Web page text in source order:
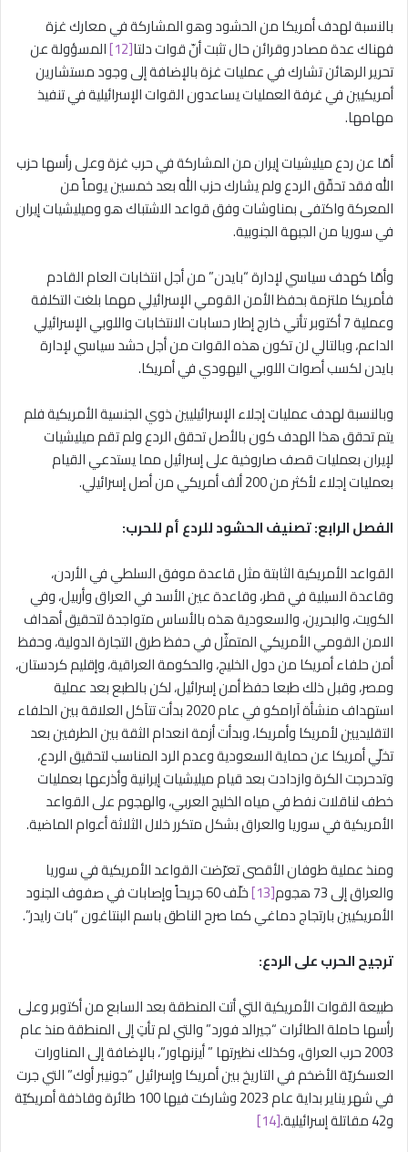
بالنسبة لهدف أمريكا من الحشود وهو المشاركة في معارك غزة
فهناك عدة مصادر وقرائن حال تثبت أنّ قوات دلتا[12]
المسؤولة عن
تحرير الرهائن تشارك في عمليات غزة بالإضافة إلى وجود مستشارين
أمريكيين في غرفة العمليات يساعدون القوات الإسرائيلية في تنفيذ
مهامها.
أمّا عن ردع ميليشيات إيران من المشاركة في حرب غزة وعلى رأسها حزب
الله فقد تحقّق الردع ولم يشارك حزب الله بعد خمسين يوماً من
المعركة واكتفى بمناوشات وفق قواعد الاشتباك هو وميليشيات إيران
في سوريا من الجبهة الجنوبية.
وأمّا كهدف سياسي لإدارة “بايدن” من أجل انتخابات العام القادم
فأمريكا ملتزمة بحفظ الأمن القومي الإسرائيلي مهما بلغت التكلفة
وعملية 7 أكتوبر تأتي خارج إطار حسابات الانتخابات واللوبي الإسرائيلي
الداعم، وبالتالي لن تكون هذه القوات من أجل حشد سياسي لإدارة
بايدن لكسب أصوات اللوبي اليهودي في أمريكا.
وبالنسبة لهدف عمليات إجلاء الإسرائيليين ذوي الجنسية الأمريكية فلم
يتم تحقق هذا الهدف كون بالأصل تحقق الردع ولم تقم ميليشيات
لإيران بعمليات قصف صاروخية على إسرائيل مما يستدعي القيام
بعمليات إجلاء لأكثر من 200 ألف أمريكي من أصل إسرائيلي.
الفصل الرابع: تصنيف الحشود للردع أم للحرب:
القواعد الأمريكية الثابتة مثل قاعدة موفق السلطي في الأردن،
وقاعدة السيلية في قطر، وقاعدة عين الأسد في العراق وأربيل، وفي
الكويت، والبحرين، والسعودية هذه بالأساس متواجدة لتحقيق أهداف
الامن القومي الأمريكي المتمثّل في حفظ طرق التجارة الدولية، وحفظ
أمن حلفاء أمريكا من دول الخليج، والحكومة العراقية، وإقليم كردستان،
ومصر، وقبل ذلك طبعا حفظ أمن إسرائيل، لكن بالطبع بعد عملية
استهداف منشأة آرامكو في عام 2020 بدأت تتآكل العلاقة بين الحلفاء
التقليديين لأمريكا وأمريكا، وبدأت أزمة انعدام الثقة بين الطرفين بعد
تخلّي أمريكا عن حماية السعودية وعدم الرد المناسب لتحقيق الردع،
وتدحرجت الكرة وازدادت بعد قيام ميليشيات إيرانية وأذرعها بعمليات
خطف لناقلات نفط في مياه الخليج العربي، والهجوم على القواعد
الأمريكية في سوريا والعراق بشكل متكرر خلال الثلاثة أعوام الماضية.
ومنذ عملية طوفان الأقصى تعرّضت القواعد الأمريكية في سوريا
والعراق إلى 73 هجوم
[13]
خلّف 60 جريحاً وإصابات في صفوف الجنود
الأمريكيين بارتجاج دماغي كما صرح الناطق باسم البنتاغون “بات رايدر”.
ترجيح الحرب على الردع:
طبيعة القوات الأمريكية التي أتت المنطقة بعد السابع من أكتوبر وعلى
رأسها حاملة الطائرات “جيرالد فورد” والتي لم تأتِ إلى المنطقة منذ عام
2003 حرب العراق، وكذلك نظيرتها ” أيزنهاور”، بالإضافة إلى المناورات
العسكريّة الأضخم في التاريخ بين أمريكا وإسرائيل “جونيبر أوك” التي جرت
في شهر يناير بداية عام 2023 وشاركت فيها 100 طائرة وقاذفة أمريكيّة
و42 مقاتلة إسرائيلية.
[14]